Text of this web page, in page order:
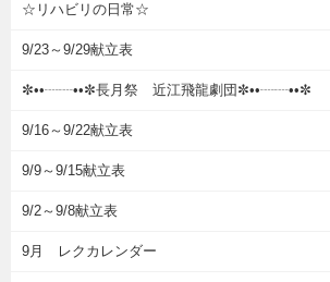
☆リハビリの日常☆
9/23～9/29献立表
✼••┈┈••✼長月祭 近江飛龍劇団✼••┈┈••✼
9/16～9/22献立表
9/9～9/15献立表
9/2～9/8献立表
9月 レクカレンダー